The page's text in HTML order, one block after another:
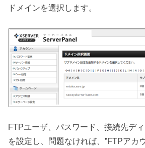
ドメインを選択します。
FTPユーザ、パスワード、接続先デ
を設定し、問題なければ、”FTPアカ